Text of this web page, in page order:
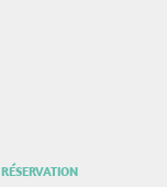
RÉSERVATION